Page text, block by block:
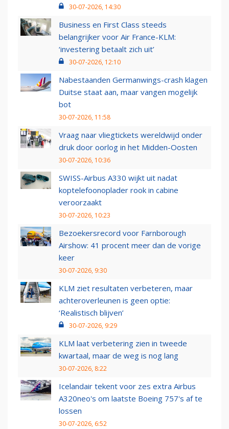
30-07-2026, 14:30
Business en First Class steeds
belangrijker voor Air France-KLM:
‘investering betaalt zich uit’
30-07-2026, 12:10
Nabestaanden Germanwings-crash klagen
Duitse staat aan, maar vangen mogelijk
bot
30-07-2026, 11:58
Vraag naar vliegtickets wereldwijd onder
druk door oorlog in het Midden-Oosten
30-07-2026, 10:36
SWISS-Airbus A330 wijkt uit nadat
koptelefoonoplader rook in cabine
veroorzaakt
30-07-2026, 10:23
Bezoekersrecord voor Farnborough
Airshow: 41 procent meer dan de vorige
keer
30-07-2026, 9:30
KLM ziet resultaten verbeteren, maar
achteroverleunen is geen optie:
‘Realistisch blijven’
30-07-2026, 9:29
KLM laat verbetering zien in tweede
kwartaal, maar de weg is nog lang
30-07-2026, 8:22
Icelandair tekent voor zes extra Airbus
A320neo's om laatste Boeing 757's af te
lossen
30-07-2026, 6:52